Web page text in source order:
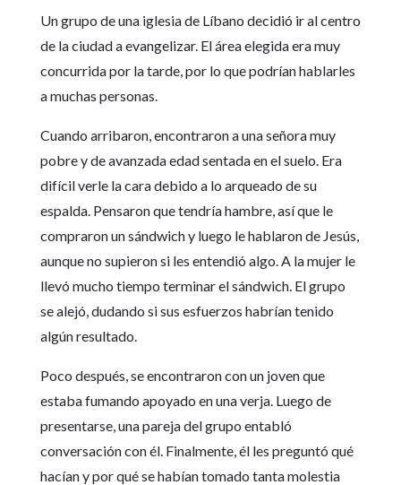
Un grupo de una iglesia de Líbano decidió ir al centro
de la ciudad a evangelizar. El área elegida era muy
concurrida por la tarde, por lo que podrían hablarles
a muchas personas.
Cuando arribaron, encontraron a una señora muy
pobre y de avanzada edad sentada en el suelo. Era
difícil verle la cara debido a lo arqueado de su
espalda. Pensaron que tendría hambre, así que le
compraron un sándwich y luego le hablaron de Jesús,
aunque no supieron si les entendió algo. A la mujer le
llevó mucho tiempo terminar el sándwich. El grupo
se alejó, dudando si sus esfuerzos habrían tenido
algún resultado.
Poco después, se encontraron con un joven que
estaba fumando apoyado en una verja. Luego de
presentarse, una pareja del grupo entabló
conversación con él. Finalmente, él les preguntó qué
hacían y por qué se habían tomado tanta molestia